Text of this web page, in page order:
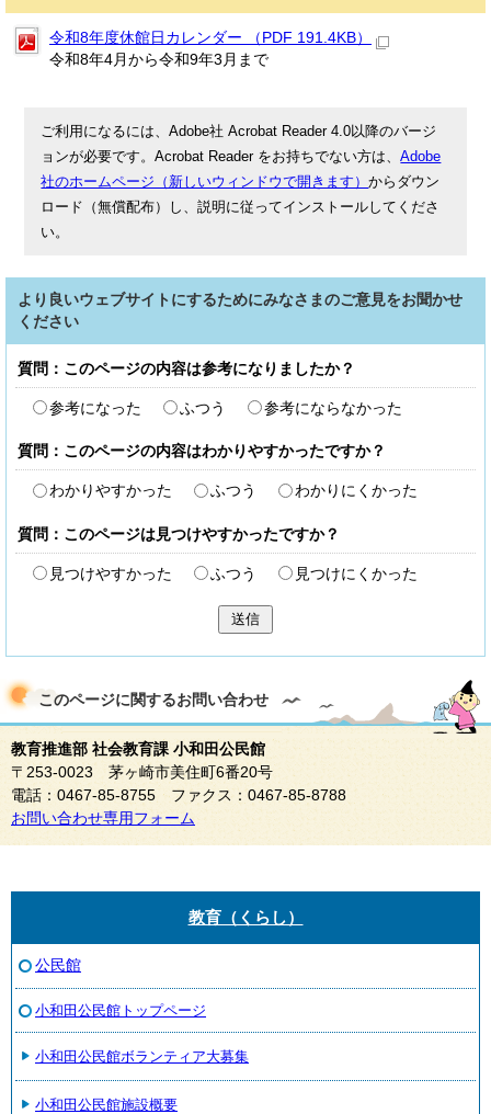
令和8年度休館日カレンダー （PDF 191.4KB）
令和8年4月から令和9年3月まで
ご利用になるには、Adobe社 Acrobat Reader 4.0以降のバージ
ョンが必要です。Acrobat Reader をお持ちでない方は、Adobe
社のホームページ（新しいウィンドウで開きます）からダウン
ロード（無償配布）し、説明に従ってインストールしてくださ
い。
より良いウェブサイトにするためにみなさまのご意見をお聞かせ
ください
質問：このページの内容は参考になりましたか？
参考になった ふつう 参考にならなかった
質問：このページの内容はわかりやすかったですか？
わかりやすかった ふつう わかりにくかった
質問：このページは見つけやすかったですか？
見つけやすかった ふつう 見つけにくかった
送信
このページに関するお問い合わせ
教育推進部 社会教育課 小和田公民館
〒253-0023 茅ヶ崎市美住町6番20号
電話：0467-85-8755 ファクス：0467-85-8788
お問い合わせ専用フォーム
教育（くらし）
公民館
小和田公民館トップページ
小和田公民館ボランティア大募集
小和田公民館施設概要